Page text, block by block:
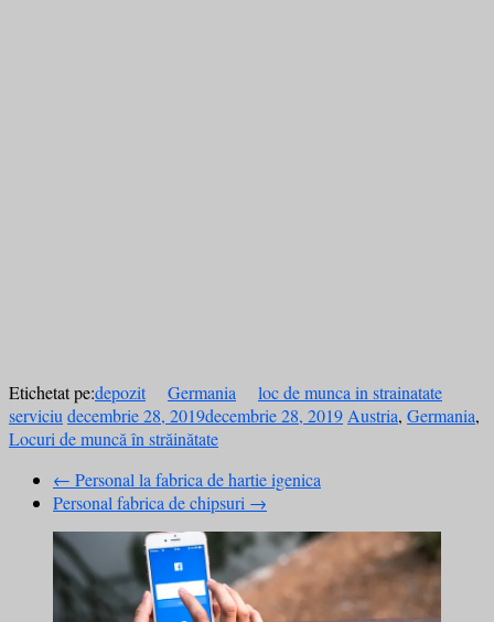
Etichetat pe:depozit Germania
loc de munca in strainatate
serviciu decembrie 28, 2019decembrie 28, 2019 Austria, Germania,
Locuri de muncă în străinătate
← Personal la fabrica de hartie igenica
Personal fabrica de chipsuri →